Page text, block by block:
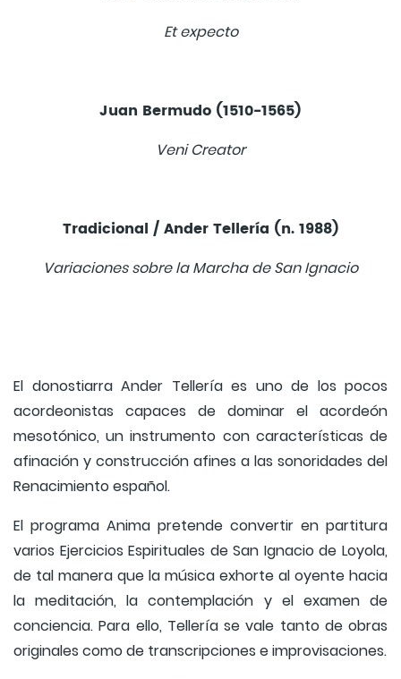
Et expecto
Juan Bermudo (1510-1565)
Veni Creator
Tradicional / Ander Tellería (n. 1988)
Variaciones sobre la Marcha de San Ignacio
El donostiarra Ander Tellería es uno de los pocos
acordeonistas capaces de dominar el acordeón
mesotónico, un instrumento con características de
afinación y construcción afines a las sonoridades del
Renacimiento español.
El programa Anima pretende convertir en partitura
varios Ejercicios Espirituales de San Ignacio de Loyola,
de tal manera que la música exhorte al oyente hacia
la meditación, la contemplación y el examen de
conciencia. Para ello, Tellería se vale tanto de obras
originales como de transcripciones e improvisaciones.